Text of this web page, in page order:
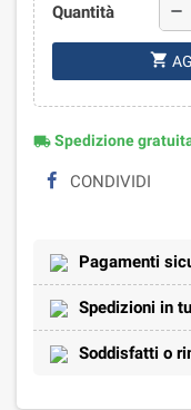
Quantità remove
shopping_cart
local_shippingSpedizione
CONDIVIDI
Pagamenti
Spedizioni in
Soddisfatti o